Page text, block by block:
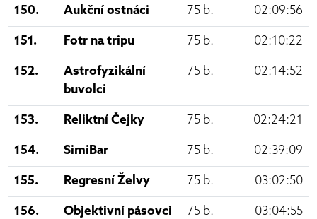
150. Aukční ostnáci 75 b. 02:09:56
151. Fotr na tripu 75 b. 02:10:22
152.
Astrofyzikální
buvolci
75 b. 02:14:52
153. Reliktní Čejky 75 b. 02:24:21
154. SimiBar 75 b. 02:39:09
155. Regresní Želvy 75 b. 03:02:50
156. Objektivní pásovci 75 b. 03:04:55